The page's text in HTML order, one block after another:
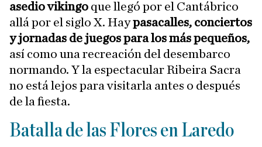
asedio vikingo que llegó por el Cantábrico
allá por el siglo X. Haypasacalles, conciertos
y jornadas de juegos para los más pequeños,
así como una recreación del desembarco
normando. Y la espectacular Ribeira Sacra
no está lejos para visitarla antes o después
de la fiesta.
Batalla de las Flores en Laredo